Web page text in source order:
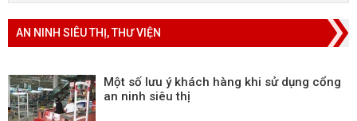
AN NINH SIÊU THỊ, THƯ VIỆN
Một số lưu ý khách hàng khi sử dụng cổng
an ninh siêu thị